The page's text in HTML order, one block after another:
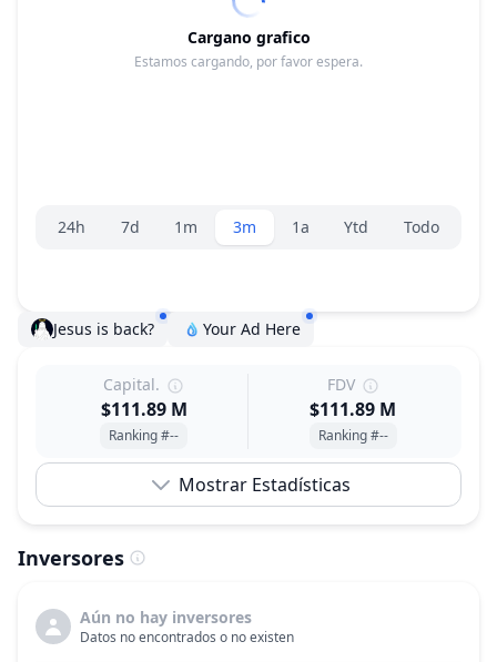
Cargano grafico
Estamos cargando, por favor espera.
Selector de rango
24h 7d 1m 3m 1a Ytd Todo
Jesus is back? Your Ad Here
Capital.
$111.89 M
Ranking #--
FDV
$111.89 M
Ranking #--
Mostrar Estadísticas
Inversores
Aún no hay inversores
Datos no encontrados o no existen